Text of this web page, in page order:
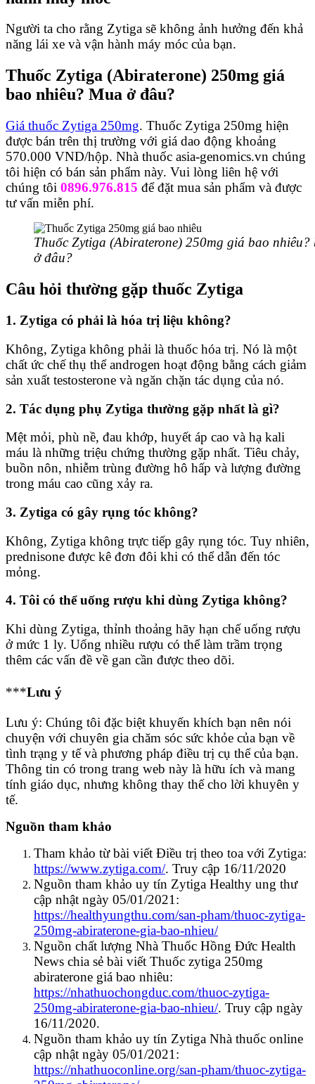
Người ta cho rằng Zytiga sẽ không ảnh hưởng đến khả
năng lái xe và vận hành máy móc của bạn.
Thuốc Zytiga (Abiraterone) 250mg giá
bao nhiêu? Mua ở đâu?
Giá thuốc Zytiga 250mg. Thuốc Zytiga 250mg hiện
được bán trên thị trường với giá dao động khoảng
570.000 VND/hộp. Nhà thuốc asia-genomics.vn chúng
tôi hiện có bán sản phẩm này. Vui lòng liên hệ với
chúng tôi 0896.976.815 để đặt mua sản phẩm và được
tư vấn miễn phí.
Thuốc Zytiga (Abiraterone) 250mg giá bao nhiêu?
ở đâu?
Câu hỏi thường gặp thuốc Zytiga
1. Zytiga có phải là hóa trị liệu không?
Không, Zytiga không phải là thuốc hóa trị. Nó là một
chất ức chế thụ thể androgen hoạt động bằng cách giảm
sản xuất testosterone và ngăn chặn tác dụng của nó.
2. Tác dụng phụ Zytiga thường gặp nhất là gì?
Mệt mỏi, phù nề, đau khớp, huyết áp cao và hạ kali
máu là những triệu chứng thường gặp nhất. Tiêu chảy,
buồn nôn, nhiễm trùng đường hô hấp và lượng đường
trong máu cao cũng xảy ra.
3. Zytiga có gây rụng tóc không?
Không, Zytiga không trực tiếp gây rụng tóc. Tuy nhiên,
prednisone được kê đơn đôi khi có thể dẫn đến tóc
mỏng.
4. Tôi có thể uống rượu khi dùng Zytiga không?
Khi dùng Zytiga, thỉnh thoảng hãy hạn chế uống rượu
ở mức 1 ly. Uống nhiều rượu có thể làm trầm trọng
thêm các vấn đề về gan cần được theo dõi.
***Lưu ý
Lưu ý: Chúng tôi đặc biệt khuyến khích bạn nên nói
chuyện với chuyên gia chăm sóc sức khỏe của bạn về
tình trạng y tế và phương pháp điều trị cụ thể của bạn.
Thông tin có trong trang web này là hữu ích và mang
tính giáo dục, nhưng không thay thế cho lời khuyên y
tế.
Nguồn tham khảo
Tham khảo từ bài viết Điều trị theo toa với Zytiga:
https://www.zytiga.com/. Truy cập 16/11/2020
Nguồn tham khảo uy tín Zytiga Healthy ung thư
cập nhật ngày 05/01/2021:
https://healthyungthu.com/san-pham/thuoc-zytiga-
250mg-abiraterone-gia-bao-nhieu/
Nguồn chất lượng Nhà Thuốc Hồng Đức Health
News chia sẻ bài viết Thuốc zytiga 250mg
abiraterone giá bao nhiêu:
https://nhathuochongduc.com/thuoc-zytiga-
250mg-abiraterone-gia-bao-nhieu/. Truy cập ngày
16/11/2020.
Nguồn tham khảo uy tín Zytiga Nhà thuốc online
cập nhật ngày 05/01/2021:
https://nhathuoconline.org/san-pham/thuoc-zytiga-